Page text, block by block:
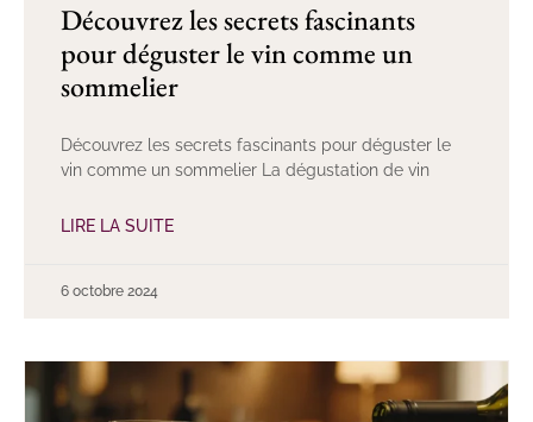
Découvrez les secrets fascinants
pour déguster le vin comme un
sommelier
Découvrez les secrets fascinants pour déguster le
vin comme un sommelier La dégustation de vin
LIRE LA SUITE
6 octobre 2024